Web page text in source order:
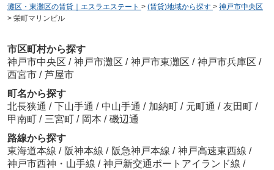
灘区・東灘区の賃貸｜エスラエステート > (賃貸)地域から探す > 神戸市中央区
> 栄町マリンビル
市区町村から探す
神戸市中央区 / 神戸市灘区 / 神戸市東灘区 / 神戸市兵庫区 /
西宮市 / 芦屋市
町名から探す
北長狭通 / 下山手通 / 中山手通 / 加納町 / 元町通 / 友田町 /
甲南町 / 三宮町 / 岡本 / 磯辺通
路線から探す
東海道本線 / 阪神本線 / 阪急神戸本線 / 神戸高速東西線 /
神戸市西神・山手線 / 神戸新交通ポートアイランド線 /